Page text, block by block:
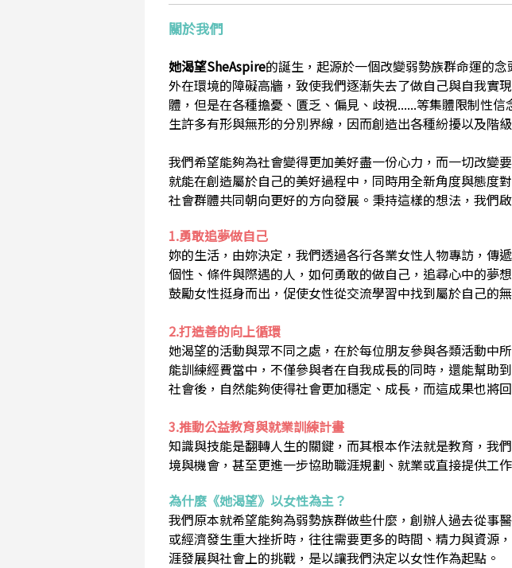
關於我們
她渴望SheAspire的誕生，起源於一個改變弱勢族群命運的
外在環境的障礙高牆，致使我們逐漸失去了做自己與自我實
體，但是在各種擔憂、匱乏、偏見、歧視......等集體限制性
生許多有形與無形的分別界線，因而創造出各種紛擾以及階
我們希望能夠為社會變得更加美好盡一份心力，而一切改變
就能在創造屬於自己的美好過程中，同時用全新角度與態度
社會群體共同朝向更好的方向發展。秉持這樣的想法，我們
1.勇敢追夢做自己
妳的生活，由妳決定，我們透過各行各業女性人物專訪，傳
個性、條件與際遇的人，如何勇敢的做自己，追尋心中的夢
鼓勵女性挺身而出，促使女性從交流學習中找到屬於自己的
2.打造善的向上循環
她渴望的活動與眾不同之處，在於每位朋友參與各類活動中
能訓練經費當中，不僅參與者在自我成長的同時，還能幫助
社會後，自然能夠使得社會更加穩定、成長，而這成果也將
3.推動公益教育與就業訓練計畫
知識與技能是翻轉人生的關鍵，而其根本作法就是教育，我
境與機會，甚至更進一步協助職涯規劃、就業或直接提供工作
為什麼《她渴望》以女性為主？
我們原本就希望能夠為弱勢族群做些什麼，創辦人過去從事
或經濟發生重大挫折時，往往需要更多的時間、精力與資源
涯發展與社會上的挑戰，是以讓我們決定以女性作為起點。